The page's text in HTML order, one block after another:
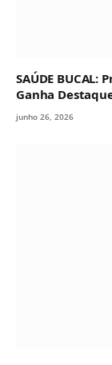
SAÚDE BUCAL:
Ganha
junho 26, 2026